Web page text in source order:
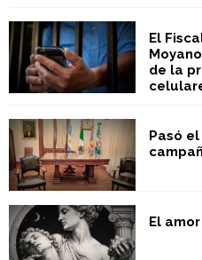
El
de la
Pasó
El